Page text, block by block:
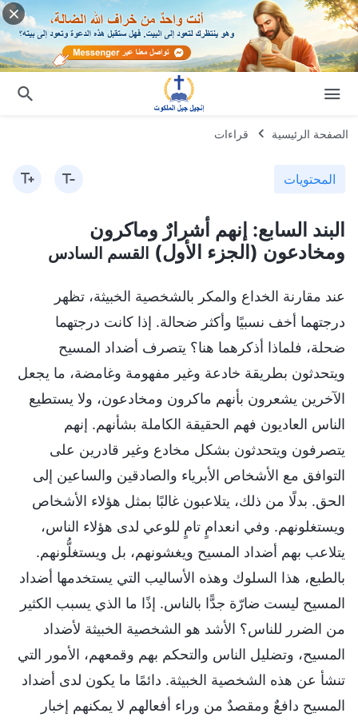
الصفحة الرئيسية قراءات
المحتويات
البند السابع: إنهم أشرارٌ وماكرون
ومخادعون (الجزء الأول) القسم السادس
عند مقارنة الخداع والمكر بالشخصية الخبيثة، تظهر
درجتهما أخف نسبيًا وأكثر ضحالة. إذا كانت درجتهما
ضحلة، فلماذا أذكرهما هنا؟ يتصرف أضداد المسيح
ويتحدثون بطريقة خادعة وغير مفهومة وغامضة، ما يجعل
الآخرين يشعرون بأنهم ماكرون ومخادعون، ولا يستطيع
الناس العاديون فهم الحقيقة الكاملة بشأنهم. إنهم
يتصرفون ويتحدثون بشكل مخادع وغير قادرين على
التوافق مع الأشخاص الأبرياء والصادقين والساعين إلى
الحق. بدلًا من ذلك، يتلاعبون غالبًا بمثل هؤلاء الأشخاص
ويستغلونهم. وفي انعدامٍ تامٍ للوعي لدى هؤلاء الناس،
يتلاعب بهم أضداد المسيح ويغشونهم، بل ويستغلُّونهم.
بالطبع، هذا السلوك وهذه الأساليب التي يستخدمها أضداد
المسيح ليست ضارّة جدًّا بالناس. إذًا ما الذي يسبب الكثير
من الضرر للناس؟ الأشد هو الشخصية الخبيثة لأضداد
المسيح، وتضليل الناس والتحكم بهم وقمعهم، الأمور التي
تنشأ عن هذه الشخصية الخبيثة. دائمًا ما يكون لدى أضداد
المسيح دافعٌ ومقصدٌ من وراء أفعالهم لا يمكنهم إخبار